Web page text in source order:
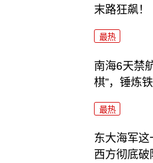
末路狂飙！
最热
南海6天禁
棋”，锤炼铁
最热
东大海军
西方彻底破